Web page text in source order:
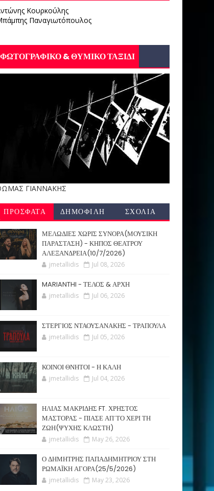
Κουρκούλης
Παναγιωτόπουλος
ΦΩΤΟΓΡΑΦΙΚΟ & ΘΥΜΙΚΟ ΤΑΞΙΔΙ
ΓΙΑΝΝΑΚΗΣ
ΠΡΟΣΦΑΤΑ ΔΗΜΟΦΙΛΗ ΣΧΟΛΙΑ
ΜΕΛΩΔΙΕΣ ΧΩΡΙΣ ΣΥΝΟΡΑ(ΜΟΥΣΙΚΗ
ΠΑΡΑΣΤΑΣΗ) - ΚΗΠΟΣ ΘΕΑΤΡΟΥ
ΑΛΕΞΑΝΔΡΕΙΑ(10/7/2026)
jmetallidis Jul 08, 2026
MARIANTHI - ΤΕΛΟΣ & ΑΡΧΗ
jmetallidis Jul 06, 2026
ΣΤΕΡΓΙΟΣ ΝΤΑΟΥΣΑΝΑΚΗΣ - ΤΡΑΠΟΥΛΑ
jmetallidis Jul 05, 2026
ΚΟΙΝΟΙ ΘΝΗΤΟΙ - Η ΚΑΛΗ
jmetallidis Jul 04, 2026
ΗΛΙΑΣ ΜΑΚΡΙΔΗΣ FT. ΧΡΗΣΤΟΣ
ΜΑΣΤΟΡΑΣ - ΠΙΑΣΕ ΑΠ΄ΤΟ ΧΕΡΙ ΤΗ
ΖΩΗ(ΨΥΧΗΣ ΚΛΩΣΤΗ)
jmetallidis May 26, 2026
Ο ΔΗΜΗΤΡΗΣ ΠΑΠΑΔΗΜΗΤΡΙΟΥ ΣΤΗ
ΡΩΜΑΪΚΗ ΑΓΟΡΑ(25/5/2026)
jmetallidis May 23, 2026